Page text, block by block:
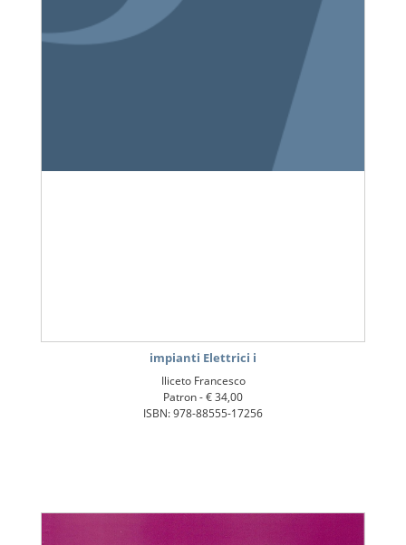
impianti Elettrici i
Iliceto Francesco
Patron -€ 34,00
ISBN: 978-88555-17256